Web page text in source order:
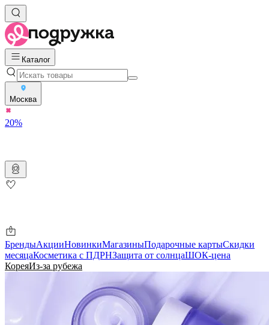
Каталог
Москва
20%
БрендыАкцииНовинкиМагазиныПодарочные картыСкидки
месяцаКосметика с ПДРНЗащита от солнцаШОК-цена
КореяИз-за рубежа